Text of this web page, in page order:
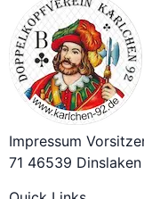
Impressum
71 46539